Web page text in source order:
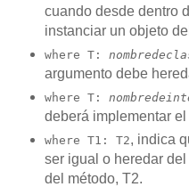
cuando desde dentro
instanciar un objeto
where T:
argumento debe
where T:
deberá implementar
where T1: T2, indica
ser igual o heredar
del método, T2.